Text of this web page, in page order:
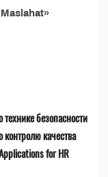
безопасности
качества
for HR